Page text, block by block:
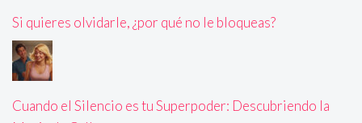
Si quieres olvidarle, ¿por qué no le bloqueas?
Cuando el Silencio es tu Superpoder: Descubriendo la